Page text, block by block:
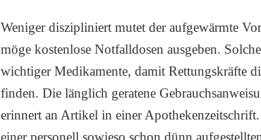
Weniger diszipliniert mutet der aufgewärmte
möge kostenlose Notfalldosen ausgeben.
wichtiger Medikamente, damit Rettungskräfte
finden. Die länglich geratene
erinnert an Artikel in einer
einer personell sowieso schon dünn